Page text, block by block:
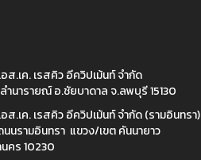
ส.เค. เรสคิว อีควิปเม้นท์ จำกัด
ำนารายณ์ อ.ชัยบาดาล จ.ลพบุรี 15130
ส.เค. เรสคิว อีควิปเม้นท์ จำกัด (รามอินทรา)
นรามอินทรา แขวง/เขต คันนายาว
คร 10230